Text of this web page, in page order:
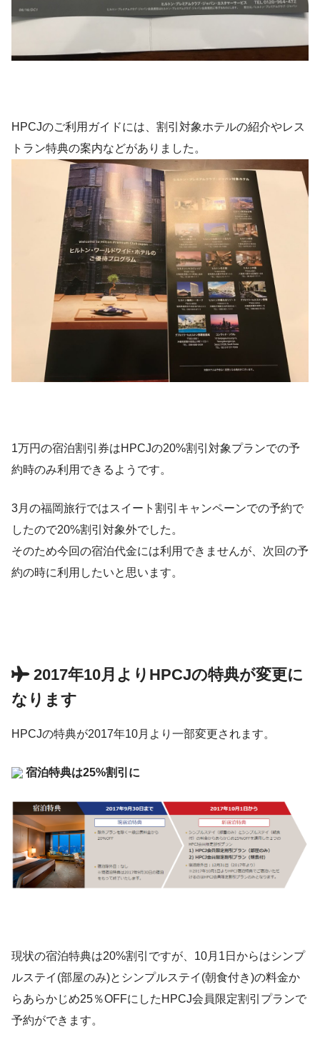
HPCJのご利用ガイドには、割引対象ホテルの紹介やレス
トラン特典の案内などがありました。
1万円の宿泊割引券はHPCJの20%割引対象プランでの予
約時のみ利用できるようです。
3月の福岡旅行ではスイート割引キャンペーンでの予約で
したので20%割引対象外でした。
そのため今回の宿泊代金には利用できませんが、次回の予
約の時に利用したいと思います。
2017年10月よりHPCJの特典が変更に
なります
HPCJの特典が2017年10月より一部変更されます。
宿泊特典は25%割引に
現状の宿泊特典は20%割引ですが、10月1日からはシンプ
ルステイ(部屋のみ)とシンプルステイ(朝食付き)の料金か
らあらかじめ25％OFFにしたHPCJ会員限定割引プランで
予約ができます。